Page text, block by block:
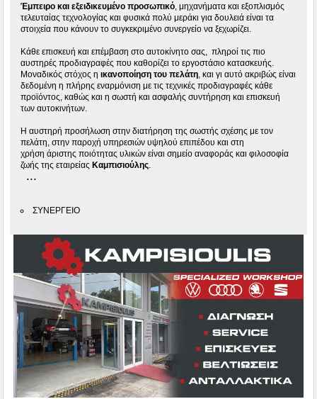
Έμπειρο και εξειδικευμένο προσωπικό, μηχανήματα και εξοπλισμός
τελευταίας τεχνολογίας και φυσικά πολύ μεράκι για δουλειά είναι τα
στοιχεία που κάνουν το συγκεκριμένο συνεργείο να ξεχωρίζει.
Κάθε επισκευή και επέμβαση στο αυτοκίνητο σας, πληροί τις πιο
αυστηρές προδιαγραφές που καθορίζει το εργοστάσιο κατασκευής.
Μοναδικός στόχος ηικανοποίηση του πελάτη, και γι αυτό ακριβώς είναι
δεδομένη η πλήρης εναρμόνιση με τις τεχνικές προδιαγραφές κάθε
προϊόντος, καθώς και η σωστή και ασφαλής συντήρηση και επισκευή
των αυτοκινήτων.
Η αυστηρή προσήλωση στην διατήρηση της σωστής σχέσης με τον
πελάτη, στην παροχή υπηρεσιών υψηλού επιπέδου και στη
χρήση άριστης ποιότητας υλικών είναι σημείο αναφοράς και φιλοσοφία
ζωής της εταιρείαςΚαμπισιούλης.
...
ΣΥΝΕΡΓΕΙΟ